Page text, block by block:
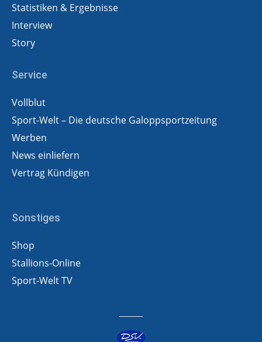
Statistiken & Ergebnisse
Interview
Story
Service
Vollblut
Sport-Welt – Die deutsche Galoppsportzeitung
Werben
News einliefern
Vertrag Kündigen
Sonstiges
Shop
Stallions-Online
Sport-Welt TV